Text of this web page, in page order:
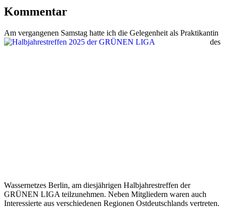
Kommentar
Am vergangenen Samstag hatte ich die Gelegenheit als Praktikantin
des
Wassernetzes Berlin, am diesjährigen Halbjahrestreffen der
GRÜNEN LIGA teilzunehmen. Neben Mitgliedern waren auch
Interessierte aus verschiedenen Regionen Ostdeutschlands vertreten.